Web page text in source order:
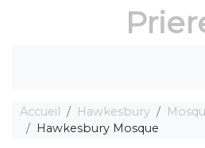
Accueil Hawkesbury
Hawkesbury Mosque